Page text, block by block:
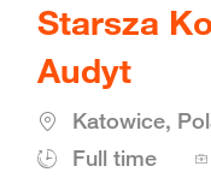
Starsza
Audyt
Location
Katowice,
Full time